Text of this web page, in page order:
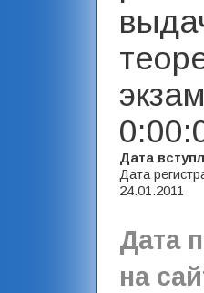
Дата
Дата
24.01.2011
Дата
на